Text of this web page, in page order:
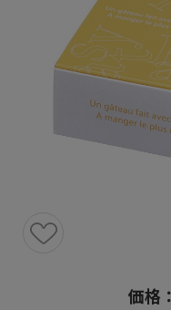
価格：